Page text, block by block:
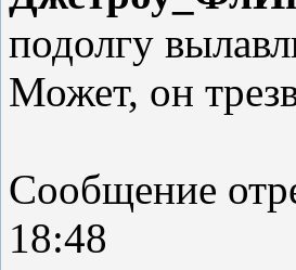
подолгу
Может, он
Сообщение
18:48